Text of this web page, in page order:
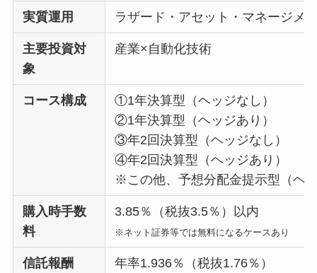
実質運用 ラザード・アセット・マネージメ
主要投資対
象
産業×自動化技術
コース構成
①1年決算型（ヘッジなし）
②1年決算型（ヘッジあり）
③年2回決算型（ヘッジなし）
④年2回決算型（ヘッジあり）
※この他、予想分配金提示型（ヘ
購入時手数
料
3.85％（税抜3.5％）以内
※ネット証券等では無料になるケースあり
信託報酬 年率1.936％（税抜1.76％）